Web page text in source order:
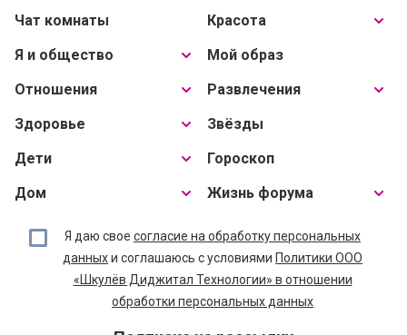
Чат комнаты
Я и общество
Отношения
Здоровье
Дети
Дом
Красота
Мой образ
Развлечения
Звёзды
Гороскоп
Жизнь форума
Я даю свое согласие на обработку персональных
данныхи соглашаюсь с условиями Политики ООО
«Шкулёв Диджитал Технологии» в отношении
обработки персональных данных